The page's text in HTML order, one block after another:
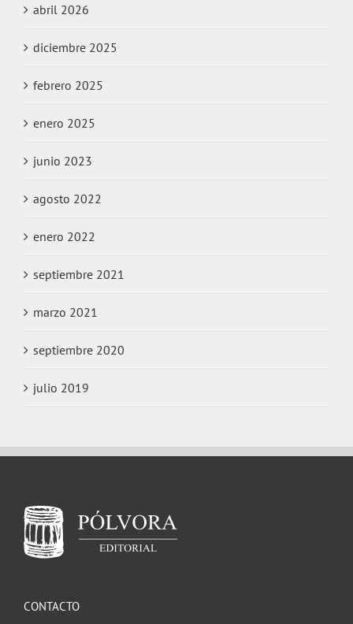
abril 2026
diciembre 2025
febrero 2025
enero 2025
junio 2023
agosto 2022
enero 2022
septiembre 2021
marzo 2021
septiembre 2020
julio 2019
CONTACTO